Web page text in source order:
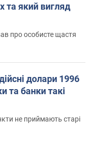
та який вигляд
про особисте щастя
долари 1996
та банки такі
не приймають старі